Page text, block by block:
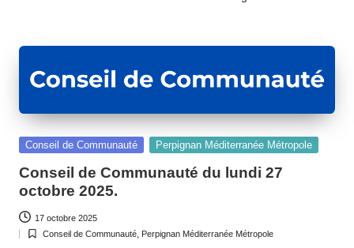
Posted
Conseil de Communauté Perpignan Méditerranée Métropole
Conseil de Communauté du lundi 27
octobre 2025.
17 octobre 2025
Posted
Conseil de Communauté, Perpignan Méditerranée Métropole